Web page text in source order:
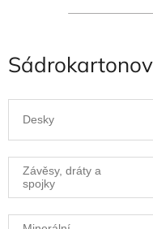
Desky
Závěsy, dráty a
spojky